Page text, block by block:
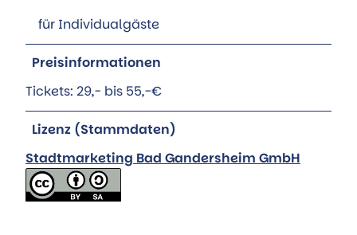
für Individualgäste
Preisinformationen
Tickets: 29,- bis 55,-€
Lizenz (Stammdaten)
Stadtmarketing Bad Gandersheim GmbH